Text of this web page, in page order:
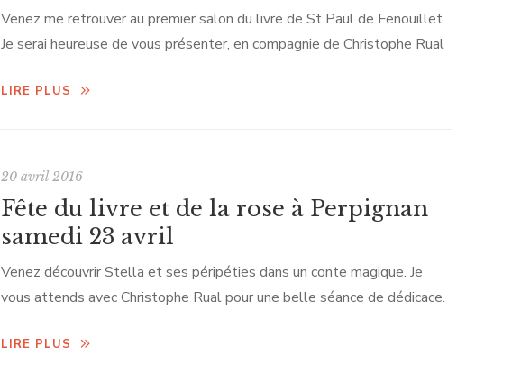
Venez me retrouver au premier salon du livre de St Paul de Fenouillet.
Je serai heureuse de vous présenter, en compagnie de Christophe Rual
LIRE PLUS
20 avril 2016
Fête du livre et de la rose à Perpignan
samedi 23 avril
Venez découvrir Stella et ses péripéties dans un conte magique. Je
vous attends avec Christophe Rual pour une belle séance de dédicace.
LIRE PLUS